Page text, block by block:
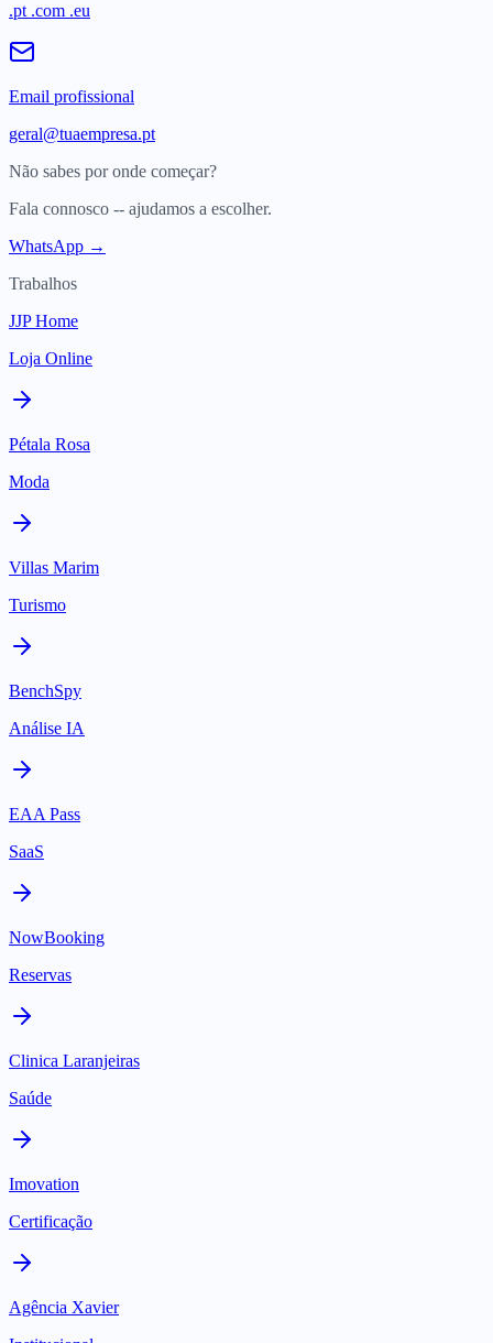
.pt .com .eu
Email profissional
geral@tuaempresa.pt
Não sabes por onde começar?
Fala connosco -- ajudamos a escolher.
WhatsApp →
Trabalhos
JJP Home
Loja Online
Pétala Rosa
Moda
Villas Marim
Turismo
BenchSpy
Análise IA
EAA Pass
SaaS
NowBooking
Reservas
Clinica Laranjeiras
Saúde
Imovation
Certificação
Agência Xavier